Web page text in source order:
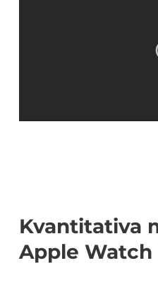
Kvantitativa
Apple